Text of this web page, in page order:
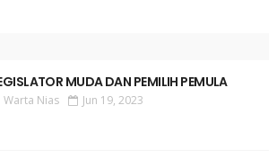
MUDA DAN PEMILIH PEMULA
Warta Nias Jun 19, 2023